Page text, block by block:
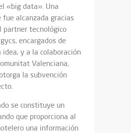
«big data». Una
fue alcanzada gracias
partner tecnológico
encargados de
y a la colaboración
Valenciana,
la subvención
se constituye un
que proporciona al
una información